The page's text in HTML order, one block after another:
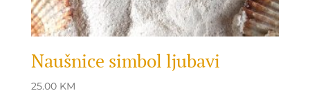
Naušnice simbol ljubavi
25.00 KM